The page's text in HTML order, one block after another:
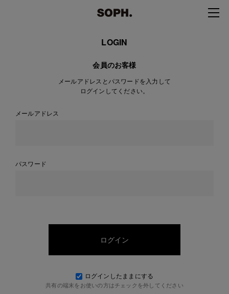
LOGIN
会員のお客様
メールアドレスとパスワードを入力して
ログインしてください。
メールアドレス
パスワード
ログインしたままにする
共有の端末をお使いの方はチェックを外してください